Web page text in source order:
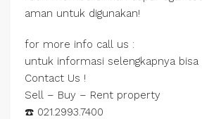
aman untuk digunakan!
for more info call us :
untuk informasi selengkapnya bisa
Contact Us !
Sell – Buy – Rent property
☎️ 021.2993.7400